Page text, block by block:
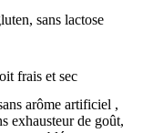
sans lactose
frais et sec
arôme artificiel ,
exhausteur de goût,